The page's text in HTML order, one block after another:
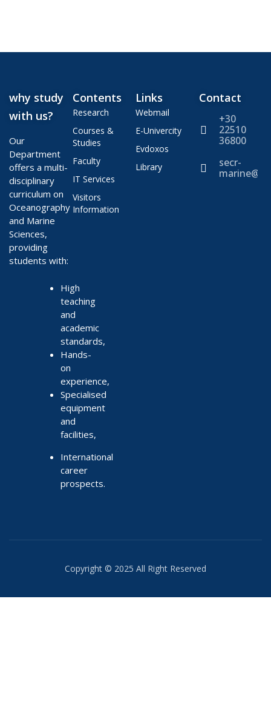
why study
with us?
Our
Department
offers a multi-
disciplinary
curriculum on
Oceanography
and Marine
Sciences,
providing
students with:
High
teaching
and
academic
standards,
Hands-
on
experience,
Specialised
equipment
and
facilities,
International
career
prospects.
Contents
Research
Courses &
Studies
Faculty
IT Services
Visitors
Information
Links
Webmail
E-Univercity
Evdoxos
Library
Contact
+30
22510
36800
secr-
Copyright © 2025 All Right Reserved